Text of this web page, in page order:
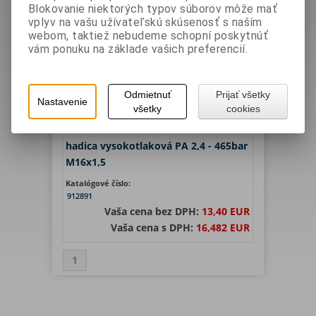
Hľadať
1
Zoradiť podľa: (Ceny)
hadica vysokotlaková PA 2,4 - 465bar
M16x1,5
Katalógové číslo:
912891
Vaša cena bez DPH: 13,40 EUR
Vaša cena s DPH: 16,482 EUR
1
Blokovanie niektorých typov súborov môže mať
vplyv na vašu užívateľskú skúsenosť s naším
webom, taktiež nebudeme schopní poskytnúť
vám ponuku na základe vašich preferencií.
Nastavenie
Odmietnuť
všetky
Prijať všetky
cookies